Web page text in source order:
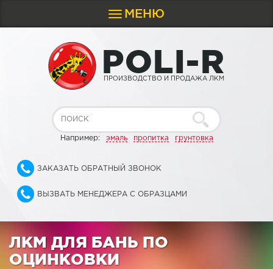
Toggle
navigation
МЕНЮ
POLI-R
ПРОИЗВОДСТВО И ПРОДАЖА ЛКМ
Например: эмаль пропитка грунтовка
ЗАКАЗАТЬ ОБРАТНЫЙ ЗВОНОК
ВЫЗВАТЬ МЕНЕДЖЕРА С ОБРАЗЦАМИ
ЛКМ ДЛЯ БАНЬ ПО
ОЦИНКОВКИ